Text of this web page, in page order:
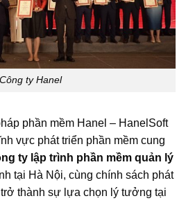
Công ty Hanel
phần mềm Hanel – HanelSoft
vực phát triển phần mềm cung
ty lập trình phần mềm quản lý
tại Hà Nội, cùng chính sách phát
thành sự lựa chọn lý tưởng tại